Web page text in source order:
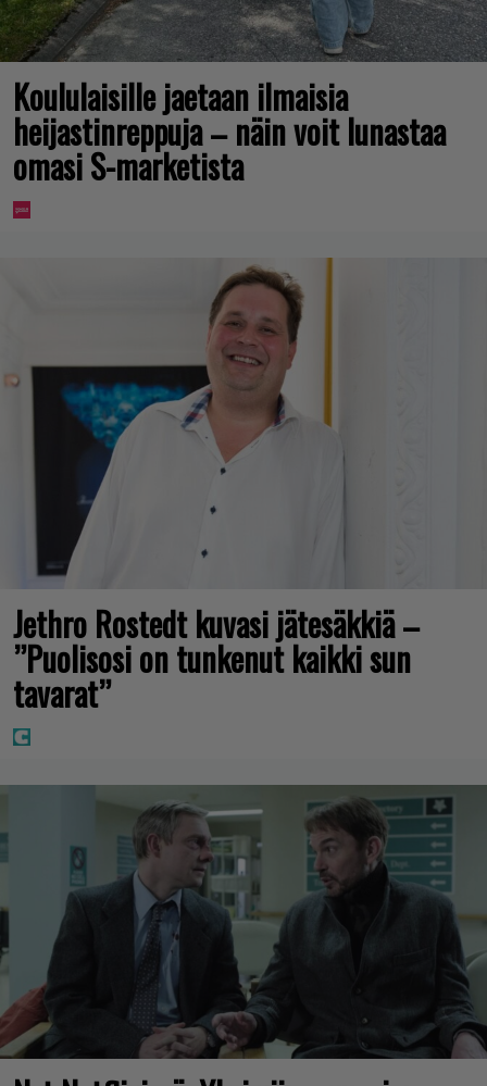
Koululaisille jaetaan ilmaisia
heijastinreppuja – näin voit lunastaa
omasi S-marketista
Jethro Rostedt kuvasi jätesäkkiä –
”Puolisosi on tunkenut kaikki sun
tavarat”